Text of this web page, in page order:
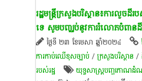
រដ្ឋមន្ត្រី​ក្រសួងបរិស្ថាន​៖​ការ​លួច​ដី​
ទេ​ សូម​បញ្ឈប់​នូវ​ការ​រំលោភ​បំពាន​ដី​ព្
ថ្ងៃទី ២៣ ខែមេសា ឆ្នាំ២០២៤
ការកាប់ឈើខុសច្បាប់/ក្រសួងបរិស្ថាន /
របស់រដ្ឋ
យុទ្ធ​សាស្ត្រ​បញ្ច​កោណ​​ដំ